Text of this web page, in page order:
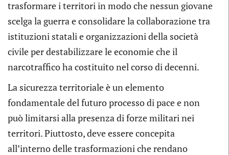
trasformare i territori in modo che nessun giovane
scelga la guerra e consolidare la collaborazione tra
istituzioni statali e organizzazioni della società
civile per destabilizzare le economie che il
narcotraffico ha costituito nel corso di decenni.
La sicurezza territoriale è un elemento
fondamentale del futuro processo di pace e non
può limitarsi alla presenza di forze militari nei
territori. Piuttosto, deve essere concepita
all’interno delle trasformazioni che rendano